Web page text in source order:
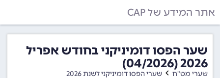
אתר המידע של CAP
שער הפסו דומיניקני בחודש אפריל
2026 (04/2026)
שערי מט"ח שערי הפסו דומיניקני לשנת 2026